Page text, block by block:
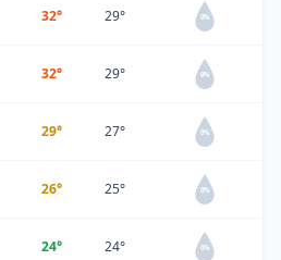
32° 29° 0%
32° 29° 0%
29° 27° 0%
26° 25° 0%
24° 24° 0%